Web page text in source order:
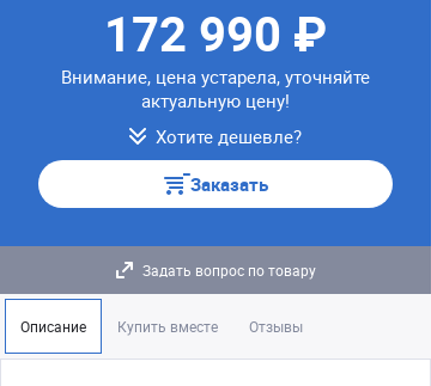
172 990 ₽
Внимание, цена устарела, уточняйте
актуальную цену!
Хотите дешевле?
Заказать
Задать вопрос по товару
Описание Купить вместе Отзывы